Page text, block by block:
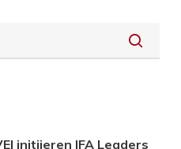
initiieren IFA Leaders